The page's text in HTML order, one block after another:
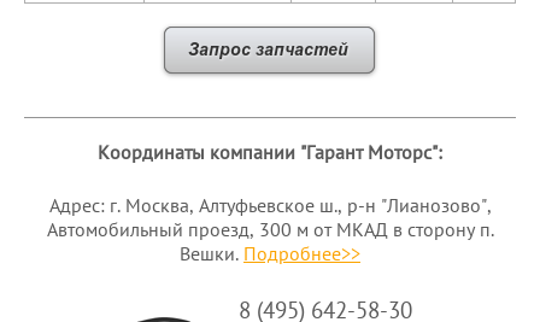
Координаты компании "Гарант Моторс":
Адрес: г. Москва, Алтуфьевское ш., р-н "Лианозово",
Автомобильный проезд, 300 м от МКАД в сторону п.
Вешки. Подробнее>>
8 (495) 642-58-30